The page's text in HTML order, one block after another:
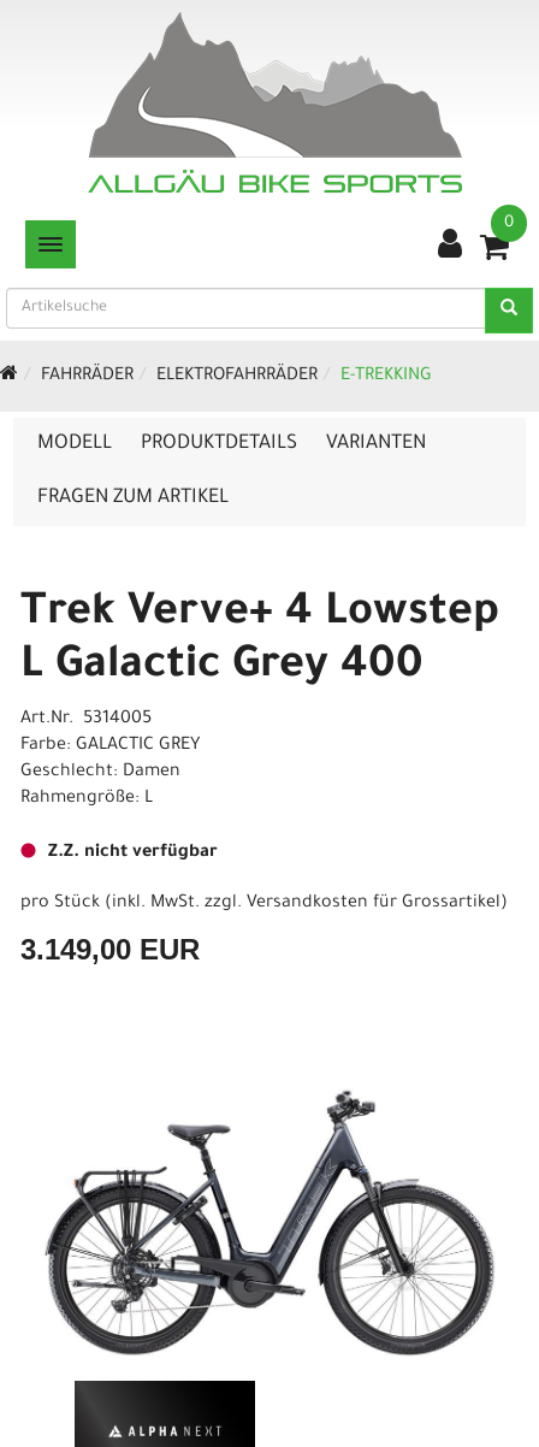
TOGGLE NAVIGATION
0
FAHRRÄDER ELEKTROFAHRRÄDER E-TREKKING
MODELL PRODUKTDETAILS VARIANTEN
FRAGEN ZUM ARTIKEL
Trek Verve+ 4 Lowstep
L Galactic Grey 400
Art.Nr. 5314005
Farbe: GALACTIC GREY
Geschlecht: Damen
Rahmengröße: L
Z.Z. nicht verfügbar
pro Stück (inkl. MwSt. zzgl. Versandkosten für Grossartikel)
3.149,00 EUR